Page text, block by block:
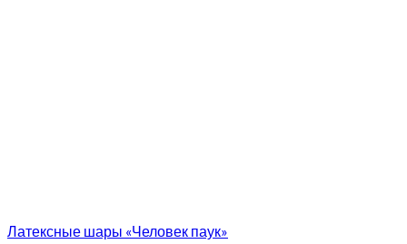
Латексные шары «Человек паук»